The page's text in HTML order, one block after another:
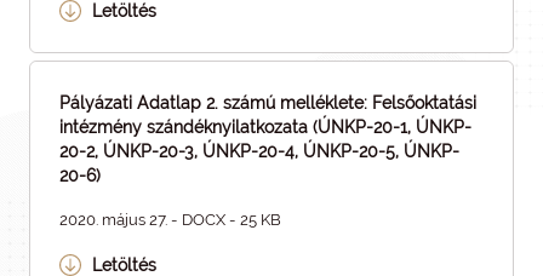
Letöltés
Pályázati Adatlap 2. számú melléklete: Felsőoktatási
intézmény szándéknyilatkozata (ÚNKP-20-1, ÚNKP-
20-2, ÚNKP-20-3, ÚNKP-20-4, ÚNKP-20-5, ÚNKP-
20-6)
2020. május 27. - DOCX - 25 KB
Letöltés